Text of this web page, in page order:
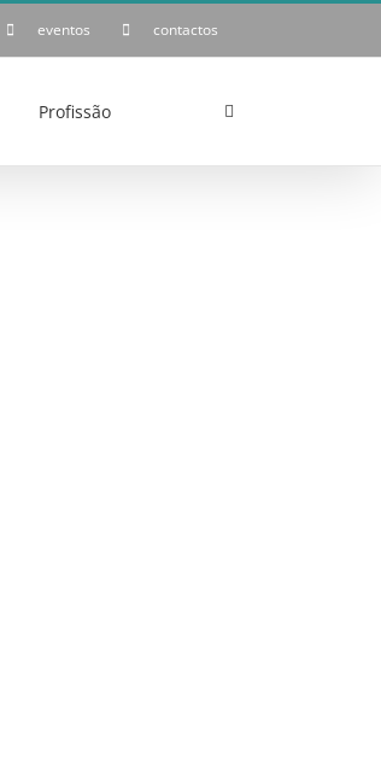
eventos contactos
Profissão